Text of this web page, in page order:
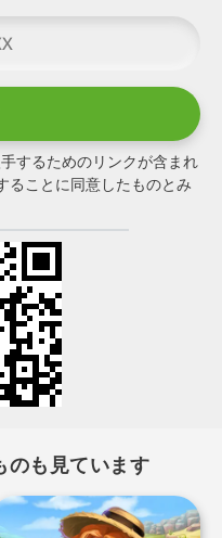
するためのリンクが含まれ
ることに同意したものとみ
のも見ています